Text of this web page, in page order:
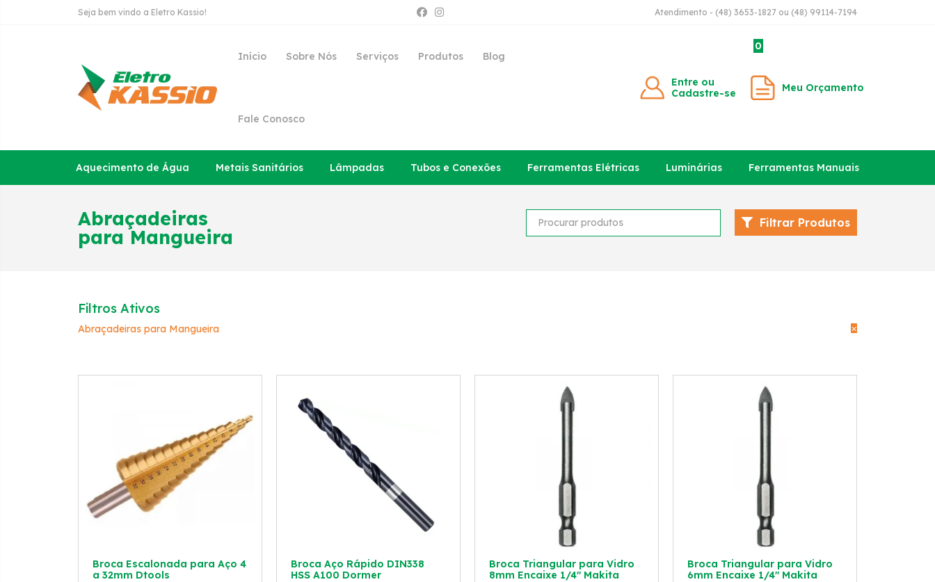
Seja bem vindo a Eletro Kassio! Atendimento - (48) 3653-1827 ou (48) 99114-7194
Início Sobre Nós Serviços Produtos Blog
Fale Conosco
Entre ou
Cadastre-se
0
Meu Orçamento
Aquecimento de Água Metais Sanitários Lâmpadas Tubos e Conexões Ferramentas Elétricas Luminárias Ferramentas Manuais
Abraçadeiras
para Mangueira
Filtrar Produtos
Filtros Ativos
Abraçadeiras para Mangueira ×
Broca Escalonada para Aço 4
a 32mm Dtools
Broca Aço Rápido DIN338
HSS A100 Dormer
Broca Triangular para Vidro
8mm Encaixe 1/4″ Makita
Broca Triangular para Vidro
6mm Encaixe 1/4″ Makita